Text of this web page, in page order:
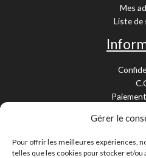
Gérer le
Pour offrir les meilleures expériences,
telles que les cookies pour stocker et/
Mes
Liste de